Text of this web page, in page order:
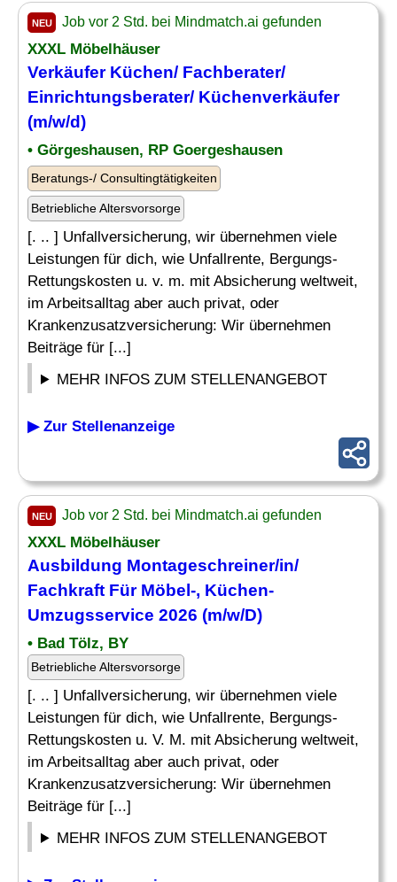
NEU Job vor 2 Std. bei Mindmatch.ai gefunden
XXXL Möbelhäuser
Verkäufer Küchen/ Fachberater/
Einrichtungsberater/ Küchenverkäufer
(m/w/d)
• Görgeshausen, RP Goergeshausen
Beratungs-/ Consultingtätigkeiten
Betriebliche Altersvorsorge
[. .. ] Unfallversicherung, wir übernehmen viele
Leistungen für dich, wie Unfallrente, Bergungs-
Rettungskosten u. v. m. mit Absicherung weltweit,
im Arbeitsalltag aber auch privat, oder
Krankenzusatzversicherung: Wir übernehmen
Beiträge für [...]
MEHR INFOS ZUM STELLENANGEBOT
▶ Zur Stellenanzeige
NEU Job vor 2 Std. bei Mindmatch.ai gefunden
XXXL Möbelhäuser
Ausbildung Montageschreiner/in/
Fachkraft Für Möbel-, Küchen-
Umzugsservice 2026 (m/w/D)
• Bad Tölz, BY
Betriebliche Altersvorsorge
[. .. ] Unfallversicherung, wir übernehmen viele
Leistungen für dich, wie Unfallrente, Bergungs-
Rettungskosten u. V. M. mit Absicherung weltweit,
im Arbeitsalltag aber auch privat, oder
Krankenzusatzversicherung: Wir übernehmen
Beiträge für [...]
MEHR INFOS ZUM STELLENANGEBOT